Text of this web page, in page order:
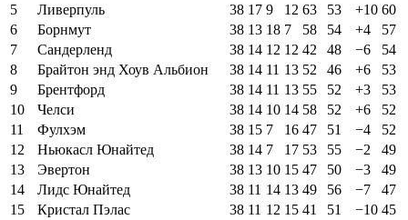
5
Ливерпуль 38 17 9 12 63 53 +10 60
6
Борнмут 38 13 18 7 58 54 +4
57
7
Сандерленд 38 14 12 12 42 48 −6
54
8
Брайтон энд Хоув Альбион 38 14 11 13 52 46 +6
53
9
Брентфорд 38 14 11 13 55 52 +3
53
10
Челси 38 14 10 14 58 52 +6
52
11
Фулхэм 38 15 7 16 47 51 −4
52
12
Ньюкасл Юнайтед 38 14 7 17 53 55 −2
49
13
Эвертон 38 13 10 15 47 50 −3
49
14
Лидс Юнайтед 38 11 14 13 49 56 −7
47
15
Кристал Пэлас 38 11 12 15 41 51 −10 45